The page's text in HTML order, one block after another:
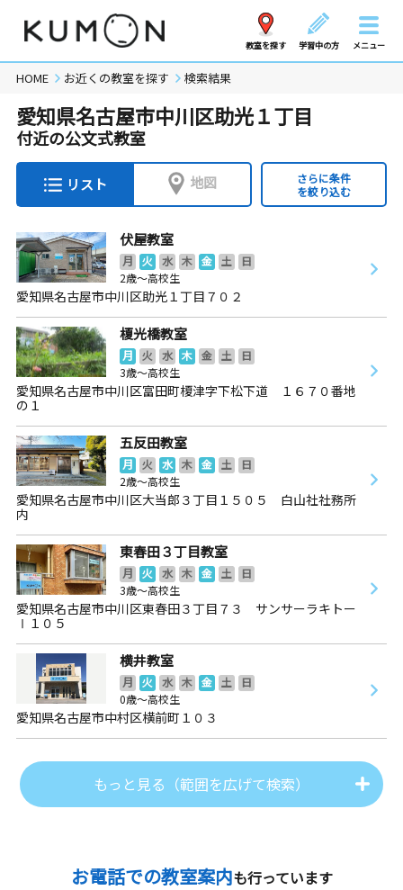
教室を探す 学習中の方 メニュー
HOME お近くの教室を探す 検索結果
愛知県名古屋市中川区助光１丁目
付近の公文式教室
リスト 地図
さらに条件
を絞り込む
伏屋教室
月 火 水 木 金 土
日
2歳～高校生
愛知県名古屋市中川区助光１丁目７０２
榎光橋教室
月 火 水 木 金 土
日
3歳～高校生
愛知県名古屋市中川区富田町榎津字下松下道 １６７０番地
の１
五反田教室
月 火 水 木 金 土
日
2歳～高校生
愛知県名古屋市中川区大当郎３丁目１５０５ 白山社社務所
内
東春田３丁目教室
月 火 水 木 金 土
日
3歳～高校生
愛知県名古屋市中川区東春田３丁目７３ サンサーラキトー
Ⅰ１０５
横井教室
月 火 水 木 金 土
日
0歳～高校生
愛知県名古屋市中村区横前町１０３
もっと見る（範囲を広げて検索）
お電話での教室案内も行っています